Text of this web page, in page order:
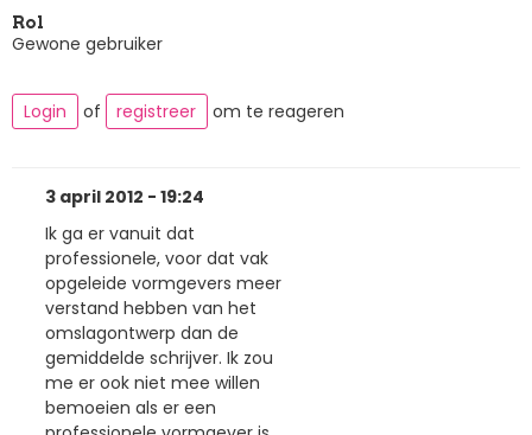
Rol
Gewone gebruiker
Login of registreer om te reageren
3 april 2012 - 19:24
Ik ga er vanuit dat
professionele, voor dat vak
opgeleide vormgevers meer
verstand hebben van het
omslagontwerp dan de
gemiddelde schrijver. Ik zou
me er ook niet mee willen
bemoeien als er een